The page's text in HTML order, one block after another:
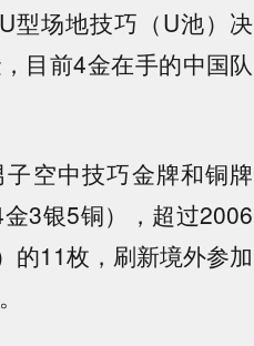
场地技巧（U池）决
目前4金在手的中国队
空中技巧金牌和铜牌
3银5铜），超过2006
的11枚，刷新境外参加